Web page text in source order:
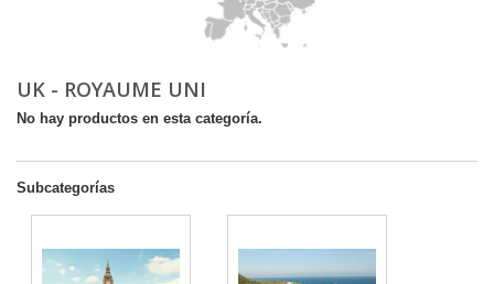
UK - ROYAUME UNI
No hay productos en esta categoría.
Subcategorías